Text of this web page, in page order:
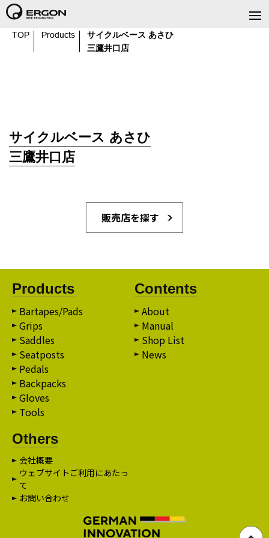
TOP Products
サイクルベース あさひ
三鷹井口店
サイクルベース あさひ
三鷹井口店
販売店を探す
Products
Bartapes/Pads
Grips
Saddles
Seatposts
Pedals
Backpacks
Gloves
Tools
Contents
About
Manual
Shop List
News
Others
会社概要
ウェブサイトご利用にあたっ
て
お問い合わせ